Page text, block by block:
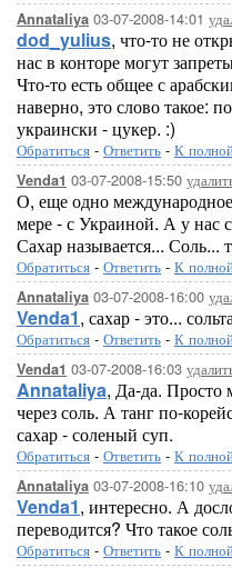
Annataliya 03-07-2008-14:01
dod_yulius, что-то не
нас в конторе могут
Что-то есть общее с
наверно, это слово такое:
украински - цукер. :)
Обратиться - Ответить - К
Venda1 03-07-2008-15:50
О, еще одно
мере - с Украиной. А у нас
Сахар называется... Соль...
Обратиться - Ответить - К
Annataliya 03-07-2008-16:00
Venda1, сахар - это...
Обратиться - Ответить - К
Venda1 03-07-2008-16:03
Annataliya, Да-да. Просто
через соль. А танг по-
сахар - соленый суп.
Обратиться - Ответить - К
Annataliya 03-07-2008-16:10
Venda1, интересно. А
переводится? Что такое
Обратиться - Ответить - К